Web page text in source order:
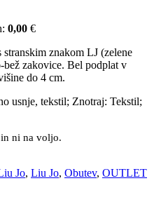
0,00 €
stranskim znakom LJ (zelene
bež zakovice. Bel podplat v
do 4 cm.
usnje, tekstil; Znotraj: Tekstil;
ni na voljo.
Jo, Liu Jo, Obutev, OUTLET